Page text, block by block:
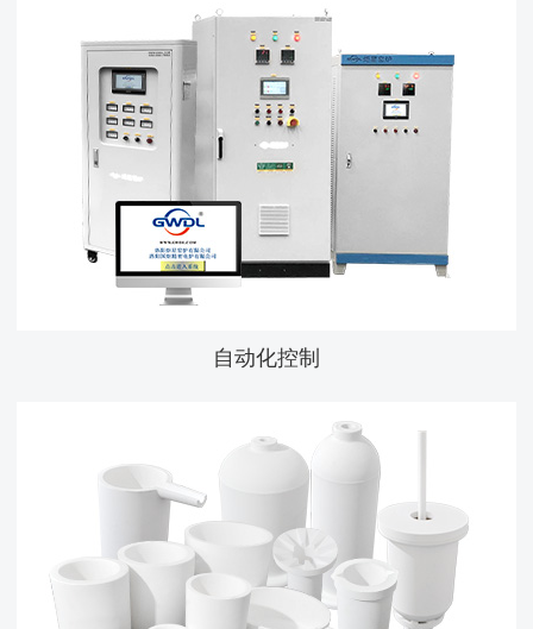
自动化控制